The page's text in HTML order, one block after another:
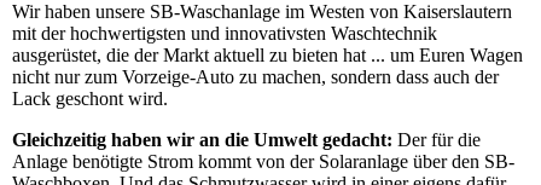
Wir haben unsere SB-Waschanlage im Westen von Kaiserslautern
mit der hochwertigsten und innovativsten Waschtechnik
ausgerüstet, die der Markt aktuell zu bieten hat ... um Euren Wagen
nicht nur zum Vorzeige-Auto zu machen, sondern dass auch der
Lack geschont wird.
Gleichzeitig haben wir an die Umwelt gedacht: Der für die
Anlage benötigte Strom kommt von der Solaranlage über den SB-